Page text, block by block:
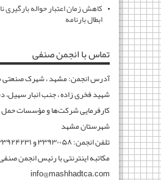
کاهش زمان اعتبار حواله
ابطال بارنامه
تماس با انجمن صنفی
آدرس انجمن: مشهد ، شهرک صنعتی
شهید فخری زاده ، جنب انبار سهیل،
کارفرمایی شرکت‌ها و مؤسسات حمل
شهرستان مشهد
تلفن انجمن: ۳۳۹۳۰۰۵۸ و ۳۳۹۲۴۲۳۱ (۰۵۱)
مکاتبه اینترنتی با رئیس انجمن
info@mashhadtca.com